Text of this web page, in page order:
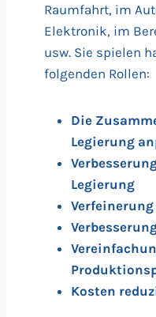
Raumfahrt, im
Elektronik, im
usw. Sie spielen
folgenden Rollen:
Die
Legierung
Legierung
Kosten